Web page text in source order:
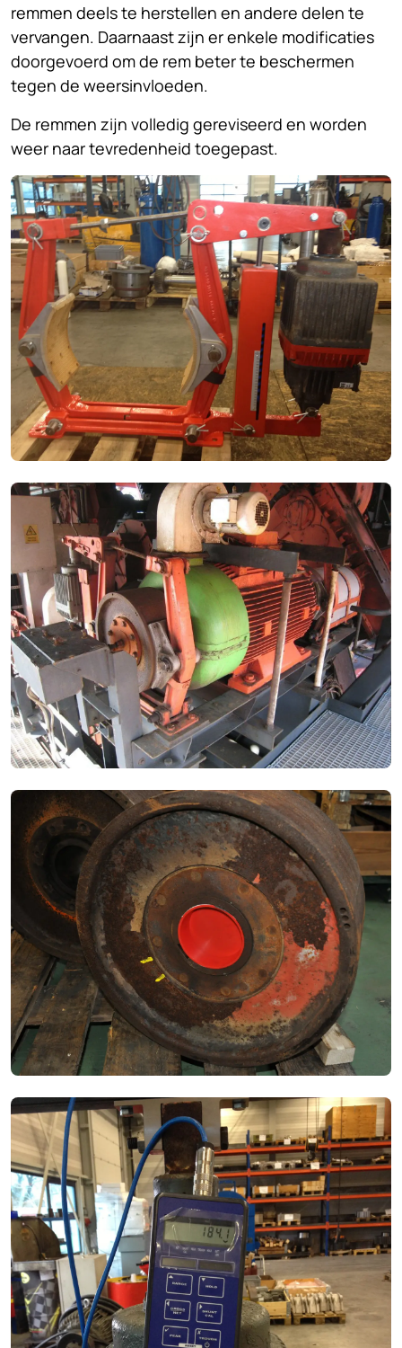
remmen deels te herstellen en andere delen te
vervangen. Daarnaast zijn er enkele modificaties
doorgevoerd om de rem beter te beschermen
tegen de weersinvloeden.
De remmen zijn volledig gereviseerd en worden
weer naar tevredenheid toegepast.